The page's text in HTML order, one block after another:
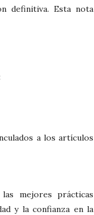
definitiva. Esta nota
a los artículos
mejores prácticas
y la confianza en la